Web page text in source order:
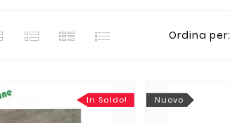
Ordina per:
In Saldo! Nuovo